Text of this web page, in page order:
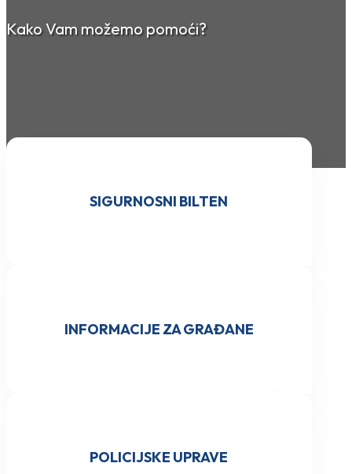
Kako Vam možemo pomoći?
SIGURNOSNI BILTEN
INFORMACIJE ZA GRAĐANE
POLICIJSKE UPRAVE